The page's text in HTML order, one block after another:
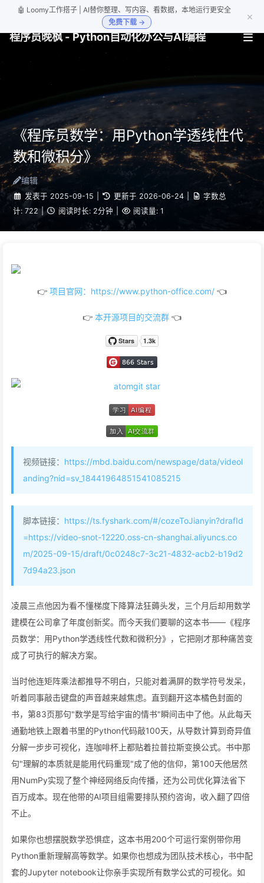
🤖 Loomy工作搭子 | AI替你整理、写内容、看数据，本地运行更安全
免费下载 →
×
程序员晚枫 - Python自动化办公与AI编程
《程序员数学：用Python学透线性代
数和微积分》
编辑
发表于 2025-09-15 更新于 2026-06-24
字数总
计: 722 | 阅读时长: 2分钟 阅读量: 1
👉 项目官网：https://www.python-office.com/ 👈
👉 本开源项目的交流群 👈
视频链接： https://mbd.baidu.com/newspage/data/videol
anding?nid=sv_18441964851541085215
脚本链接： https://ts.fyshark.com/#/cozeToJianyin?drafId
=https://video-snot-12220.oss-cn-shanghai.aliyuncs.co
m/2025-09-15/draft/0c0248c7-3c21-4832-acb2-b19d2
7d94a23.json
凌晨三点他因为看不懂梯度下降算法狂薅头发，三个月后却用数学
建模在公司拿了年度创新奖。而今天我们要聊的这本书——《程序
员数学：用Python学透线性代数和微积分》，它把刚才那种痛苦变
成了可执行的解决方案。
当时他连矩阵乘法都推导不明白，只能对着满屏的数学符号发呆，
听着同事敲击键盘的声音越来越焦虑。直到翻开这本橘色封面的
书，第83页那句"数学是写给宇宙的情书"瞬间击中了他。从此每天
通勤地铁上跟着书里的Python代码敲100天，从导数计算到奇异值
分解一步步可视化，连咖啡杯上都贴着拉普拉斯变换公式。书中那
句"理解的本质就是能用代码重现"成了他的信仰，第100天他居然
用NumPy实现了整个神经网络反向传播，还为公司优化算法省下
百万成本。现在他带的AI项目组需要排队预约咨询，收入翻了四倍
不止。
如果你也想摆脱数学恐惧症，这本书用200个可运行案例带你用
Python重新理解高等数学。如果你也想成为团队技术核心，书中配
套的Jupyter notebook让你亲手实现所有数学公式的可视化。如